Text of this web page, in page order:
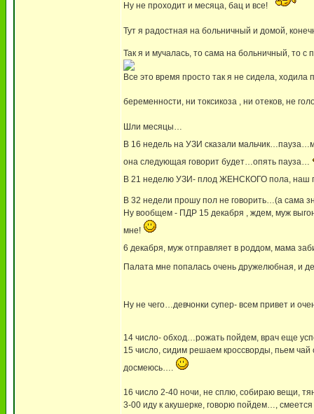
Ну не проходит и месяца, бац и все!
Тут я радостная на больничный и домой,
Так я и мучалась, то сама на больничный, то
Все это время просто так я не сидела, ходила
беременности, ни токсикоза , ни отеков, не
Шли месяцы…
В 16 недель на УЗИ сказали
она следующая говорит будет…опять пауза…
В 21 неделю УЗИ- плод ЖЕНСКОГО пола, наш
В 32 недели прошу пол не говорить…(а сама
Ну вообщем - ПДР 15 декабря , ждем, муж
мне!
6 декабря, муж отправляет в роддом, мама
Палата мне попалась очень дружелюбная, и
Ну не чего…девчонки супер- всем привет и
14 число- обход…рожать пойдем, врач еще
15 число, сидим решаем кроссворды, пьем
досмеюсь….
16 число 2-40 ночи, не сплю, собираю вещи,
3-00 иду к акушерке, говорю пойдем…,